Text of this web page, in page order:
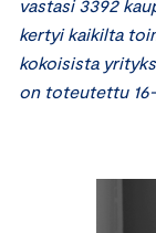
vastasi 3392
kertyi kaikilta
kokoisista
on toteutettu 16-